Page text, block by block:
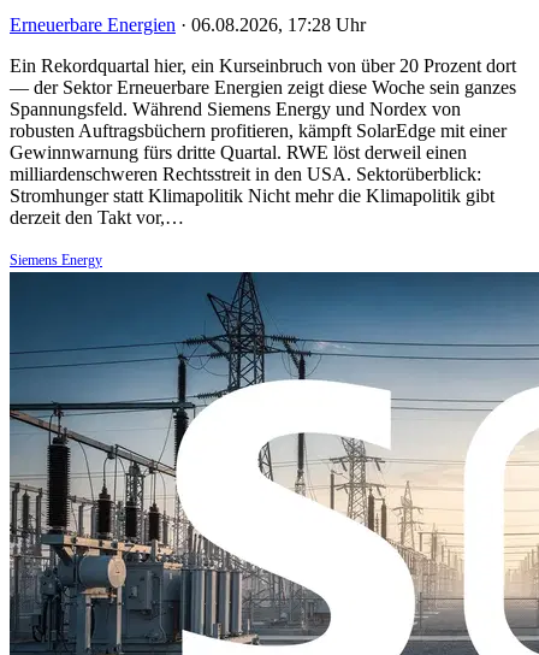
Erneuerbare Energien · 06.08.2026, 17:28 Uhr
Ein Rekordquartal hier, ein Kurseinbruch von über 20 Prozent dort
— der Sektor Erneuerbare Energien zeigt diese Woche sein ganzes
Spannungsfeld. Während Siemens Energy und Nordex von
robusten Auftragsbüchern profitieren, kämpft SolarEdge mit einer
Gewinnwarnung fürs dritte Quartal. RWE löst derweil einen
milliardenschweren Rechtsstreit in den USA. Sektorüberblick:
Stromhunger statt Klimapolitik Nicht mehr die Klimapolitik gibt
derzeit den Takt vor,…
Siemens Energy